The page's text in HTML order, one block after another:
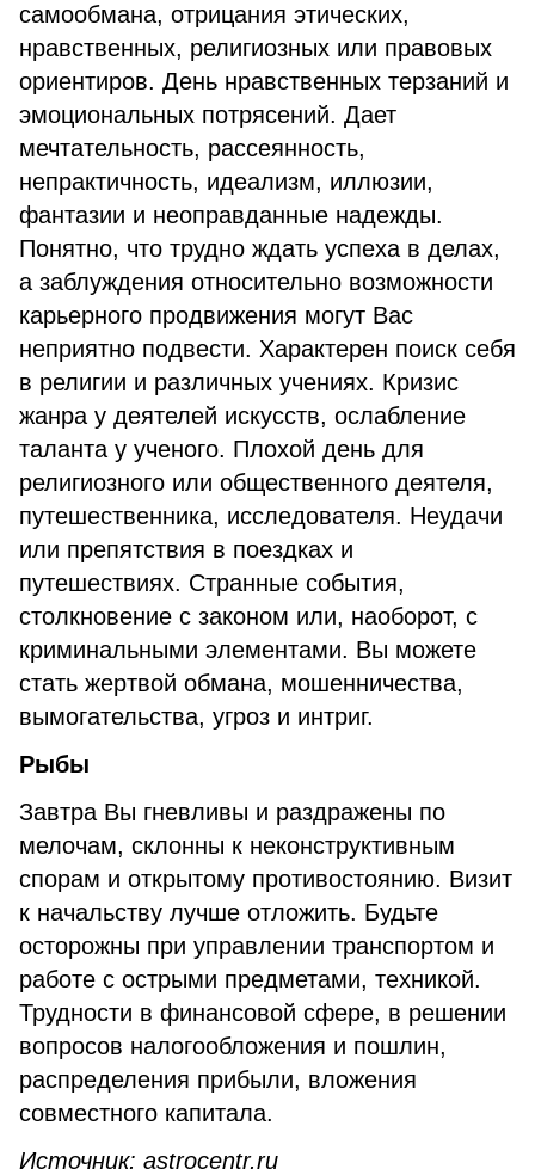
самообмана, отрицания этических,
нравственных, религиозных или правовых
ориентиров. День нравственных терзаний и
эмоциональных потрясений. Дает
мечтательность, рассеянность,
непрактичность, идеализм, иллюзии,
фантазии и неоправданные надежды.
Понятно, что трудно ждать успеха в делах,
а заблуждения относительно возможности
карьерного продвижения могут Вас
неприятно подвести. Характерен поиск себя
в религии и различных учениях. Кризис
жанра у деятелей искусств, ослабление
таланта у ученого. Плохой день для
религиозного или общественного деятеля,
путешественника, исследователя. Неудачи
или препятствия в поездках и
путешествиях. Странные события,
столкновение с законом или, наоборот, с
криминальными элементами. Вы можете
стать жертвой обмана, мошенничества,
вымогательства, угроз и интриг.
Рыбы
Завтра Вы гневливы и раздражены по
мелочам, склонны к неконструктивным
спорам и открытому противостоянию. Визит
к начальству лучше отложить. Будьте
осторожны при управлении транспортом и
работе с острыми предметами, техникой.
Трудности в финансовой сфере, в решении
вопросов налогообложения и пошлин,
распределения прибыли, вложения
совместного капитала.
Источник: astrocentr.ru